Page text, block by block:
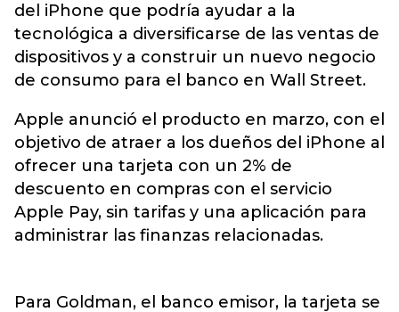
del iPhone que podría ayudar a la
tecnológica a diversificarse de las ventas de
dispositivos y a construir un nuevo negocio
de consumo para el banco en Wall Street.
Apple anunció el producto en marzo, con el
objetivo de atraer a los dueños del iPhone al
ofrecer una tarjeta con un 2% de
descuento en compras con el servicio
Apple Pay, sin tarifas y una aplicación para
administrar las finanzas relacionadas.
Para Goldman, el banco emisor, la tarjeta se